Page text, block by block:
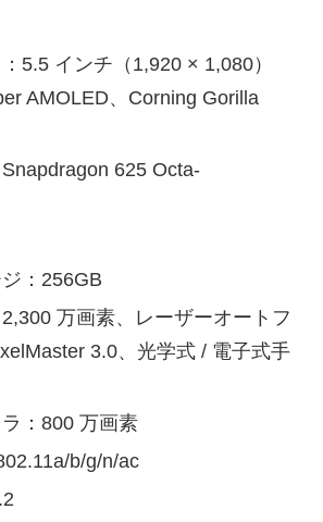
5.5 インチ（1,920 × 1,080）
AMOLED、Corning Gorilla
625 Octa-
：256GB
万画素、レーザーオートフ
3.0、光学式 / 電子式手
：800 万画素
b/g/n/ac